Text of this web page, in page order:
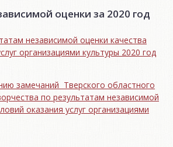
оценки за 2020 год
независимой оценки качества
организациями культуры 2020 год
замечаний Тверского областного
по результатам независимой
оказания услуг организациями